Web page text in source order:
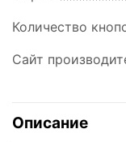
Количество
Сайт
Описание